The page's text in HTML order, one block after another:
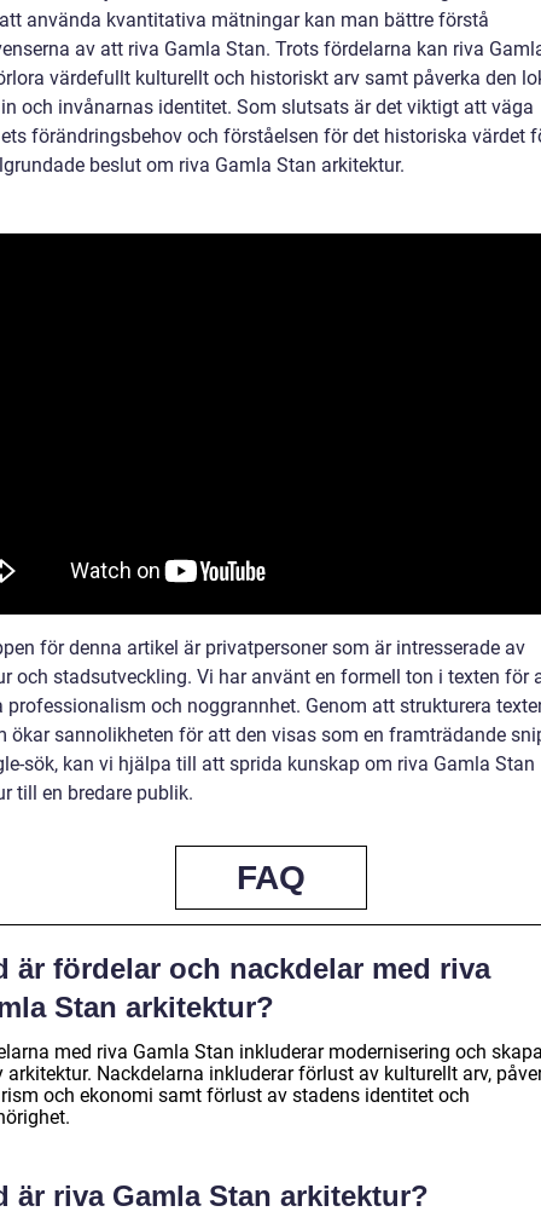
använda kvantitativa mätningar kan man bättre förstå
av att riva Gamla Stan. Trots fördelarna kan riva
värdefullt kulturellt och historiskt arv samt påverka den
och invånarnas identitet. Som slutsats är det viktigt att väga
förändringsbehov och förståelsen för det historiska värdet
beslut om riva Gamla Stan arkitektur.
för denna artikel är privatpersoner som är intresserade av
och stadsutveckling. Vi har använt en formell ton i texten för
professionalism och noggrannhet. Genom att strukturera
ökar sannolikheten för att den visas som en framträdande
sök, kan vi hjälpa till att sprida kunskap om riva Gamla Stan
till en bredare publik.
FAQ
är fördelar och nackdelar med riva
Stan arkitektur?
med riva Gamla Stan inkluderar modernisering och
arkitektur. Nackdelarna inkluderar förlust av kulturellt arv,
och ekonomi samt förlust av stadens identitet och
är riva Gamla Stan arkitektur?